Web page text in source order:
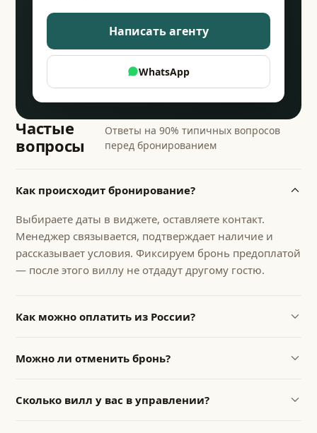
Написать агенту
WhatsApp
Частые
вопросы
Ответы на 90% типичных вопросов
перед бронированием
Как происходит бронирование?
Выбираете даты в виджете, оставляете контакт.
Менеджер связывается, подтверждает наличие и
рассказывает условия. Фиксируем бронь предоплатой
— после этого виллу не отдадут другому гостю.
Как можно оплатить из России?
обычные банковские переводы на расчётный счёт
спокойнее, эту же виллу можно забронировать через
Можно ли отменить бронь?
чаще всего можем перенести даты без потерь. Точные
Сколько вилл у вас в управлении?